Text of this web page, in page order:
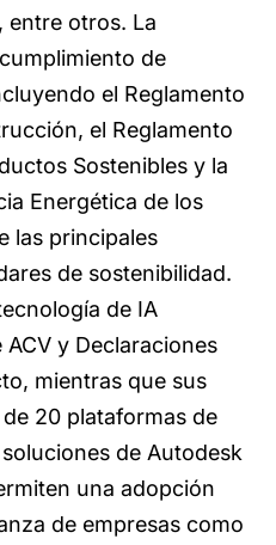
entre otros. La
de
el Reglamento
el Reglamento
Sostenibles y la
Energética de los
las principales
de sostenibilidad.
de IA
y Declaraciones
mientras que sus
20 plataformas de
de Autodesk
una adopción
de empresas como